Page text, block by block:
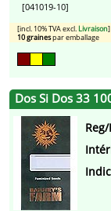
[041019-10]
[incl. 10% TVA excl. Livraison]
10 grainespar emballage
Dos Si Dos 33